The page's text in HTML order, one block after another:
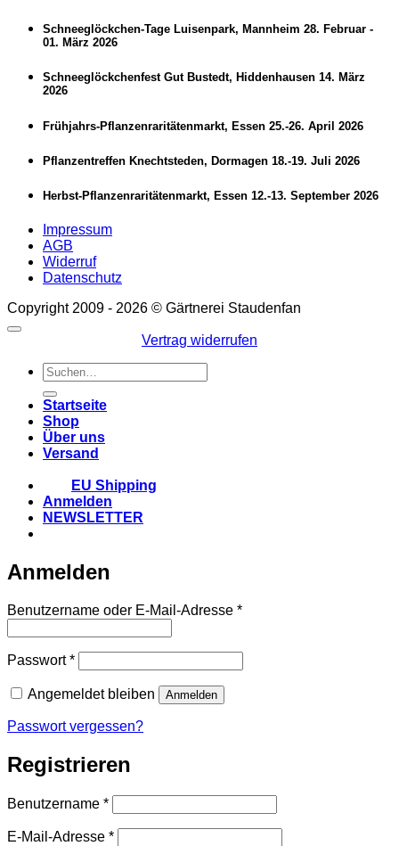
Schneeglöckchen-Tage Luisenpark, Mannheim 28. Februar -
01. März 2026
Schneeglöckchenfest Gut Bustedt, Hiddenhausen 14. März
2026
Frühjahrs-Pflanzenraritätenmarkt, Essen 25.-26. April 2026
Pflanzentreffen Knechtsteden, Dormagen 18.-19. Juli 2026
Herbst-Pflanzenraritätenmarkt, Essen 12.-13. September 2026
Impressum
AGB
Widerruf
Datenschutz
Copyright 2009 - 2026 © Gärtnerei Staudenfan
Vertrag widerrufen
Suchen
nach:
Startseite
Shop
Über uns
Versand
EU Shipping
Anmelden
NEWSLETTER
Anmelden
Benutzername oder E-Mail-Adresse *Erforderlich
Passwort*Erforderlich
Angemeldet bleiben Anmelden
Passwort vergessen?
Registrieren
Benutzername *Erforderlich
E-Mail-Adresse *Erforderlich